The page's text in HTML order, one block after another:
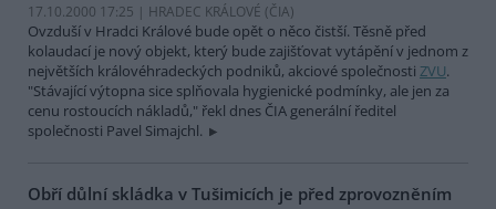
17.10.2000 17:25 | HRADEC KRÁLOVÉ (ČIA)
Ovzduší v Hradci Králové bude opět o něco čistší. Těsně před
kolaudací je nový objekt, který bude zajišťovat vytápění v jednom z
největších královéhradeckých podniků, akciové společnosti ZVU.
"Stávající výtopna sice splňovala hygienické podmínky, ale jen za
cenu rostoucích nákladů," řekl dnes ČIA generální ředitel
společnosti Pavel Simajchl.
Obří důlní skládka v Tušimicích je před zprovozněním